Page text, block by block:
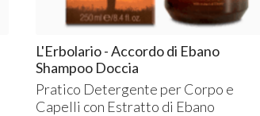
L'Erbolario - Accordo di Ebano
Shampoo Doccia
Pratico Detergente per Corpo e
Capelli con Estratto di Ebano